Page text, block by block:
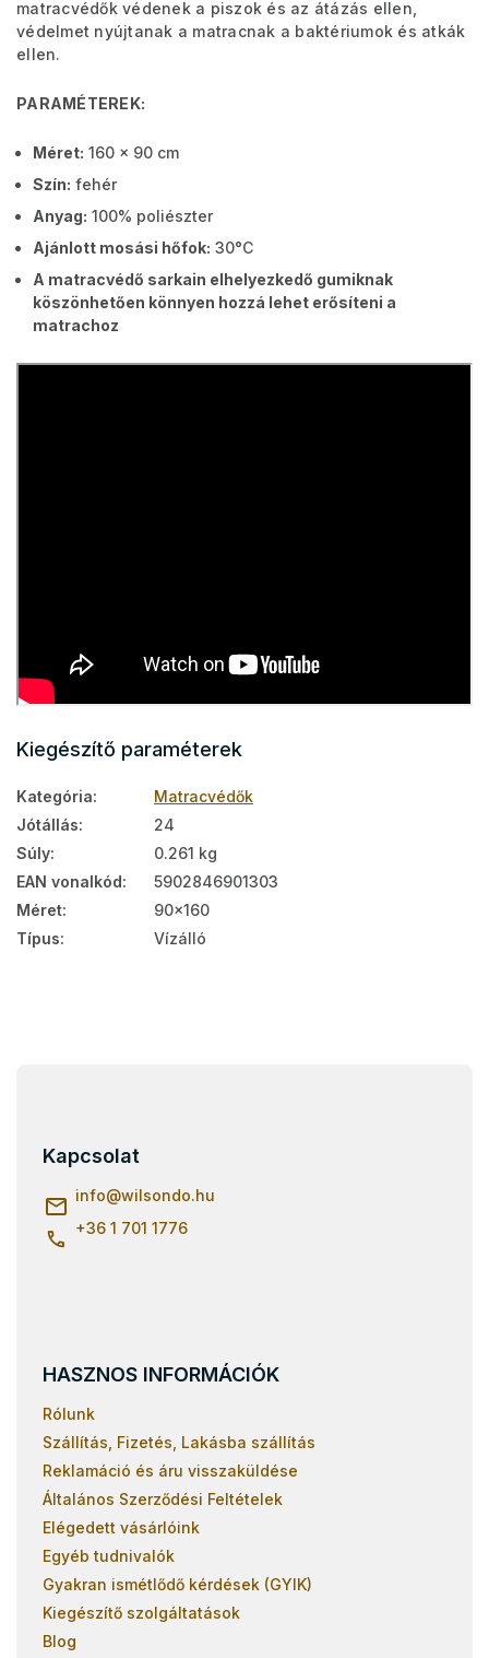
matracvédők védenek a piszok és az átázás ellen,
védelmet nyújtanak a matracnak a baktériumok és atkák
ellen.
PARAMÉTEREK:
Méret: 160 x 90 cm
Szín: fehér
Anyag: 100% poliészter
Ajánlott mosási hőfok: 30°C
A matracvédő sarkain elhelyezkedő gumiknak
köszönhetően könnyen hozzá lehet erősíteni a
matrachoz
Kiegészítő paraméterek
Kategória:
Matracvédők
Jótállás:
24
Súly:
0.261 kg
EAN vonalkód:
5902846901303
Méret:
90x160
Típus: Vízálló
Kapcsolat
info@wilsondo.hu
+36 1 701 1776
HASZNOS INFORMÁCIÓK
Rólunk
Szállítás, Fizetés, Lakásba szállítás
Reklamáció és áru visszaküldése
Általános Szerződési Feltételek
Elégedett vásárlóink
Egyéb tudnivalók
Gyakran ismétlődő kérdések (GYIK)
Kiegészítő szolgáltatások
Blog